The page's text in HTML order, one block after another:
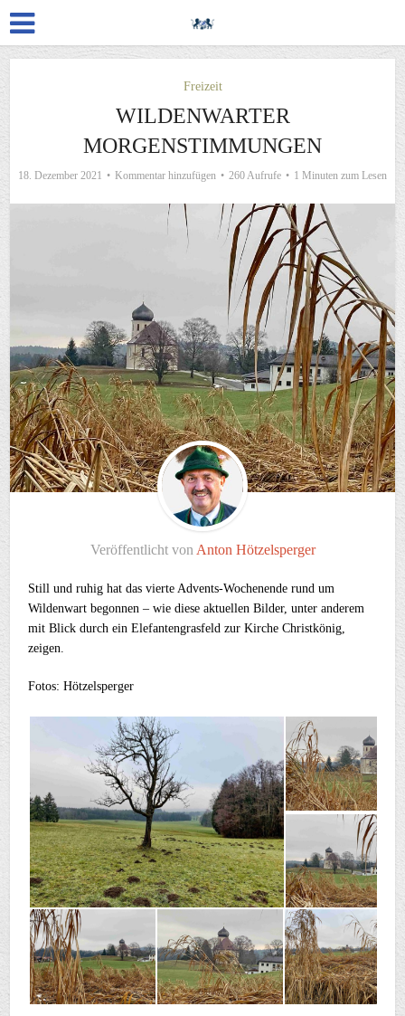
Freizeit
WILDENWARTER
MORGENSTIMMUNGEN
18. Dezember 2021 Kommentar hinzufügen 260 Aufrufe 1 Minuten zum Lesen
Veröffentlicht von Anton Hötzelsperger
Still und ruhig hat das vierte Advents-Wochenende rund um
Wildenwart begonnen – wie diese aktuellen Bilder, unter anderem
mit Blick durch ein Elefantengrasfeld zur Kirche Christkönig,
zeigen.
Fotos: Hötzelsperger